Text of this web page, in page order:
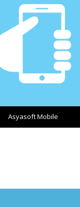
Asyasoft Mobile